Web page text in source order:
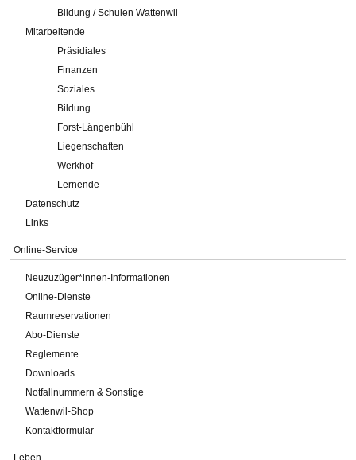
Bildung / Schulen Wattenwil
Mitarbeitende
Präsidiales
Finanzen
Soziales
Bildung
Forst-Längenbühl
Liegenschaften
Werkhof
Lernende
Datenschutz
Links
Online-Service
Neuzuzüger*innen-Informationen
Online-Dienste
Raumreservationen
Abo-Dienste
Reglemente
Downloads
Notfallnummern & Sonstige
Wattenwil-Shop
Kontaktformular
Leben